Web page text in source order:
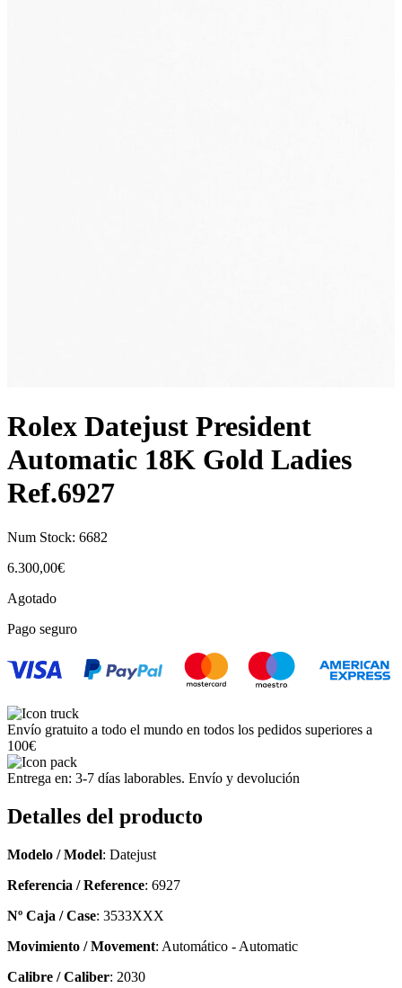
Rolex Datejust President
Automatic 18K Gold Ladies
Ref.6927
Num Stock: 6682
6.300,00€
Agotado
Pago seguro
Envío gratuito a todo el mundo en todos los pedidos superiores a
100€
Entrega en: 3-7 días laborables. Envío y devolución
Detalles del producto
Modelo / Model: Datejust
Referencia / Reference: 6927
Nº Caja / Case: 3533XXX
Movimiento / Movement: Automático - Automatic
Calibre / Caliber: 2030